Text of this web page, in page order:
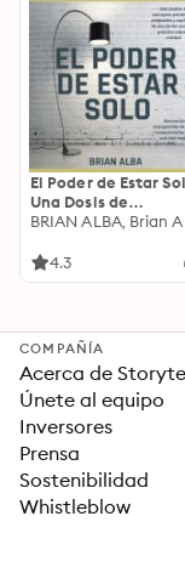
El Poder de Estar
Una Dosis de
Motivación
Ideas
4.3
COMPAÑÍA
Acerca de
Únete al equipo
Inversores
Prensa
Sostenibilidad
Whistleblow